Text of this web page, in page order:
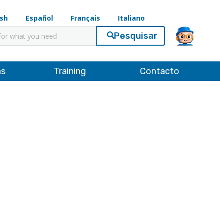
Español Français
Italiano
Training Contacto